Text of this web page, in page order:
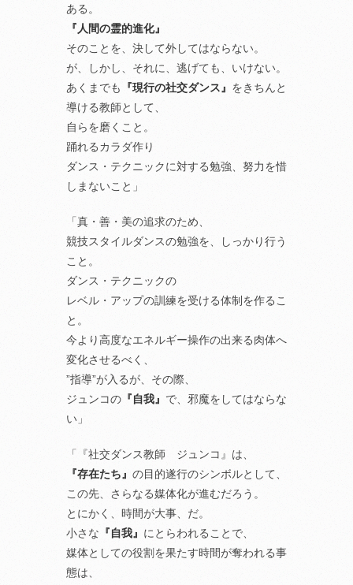
ある。
『人間の霊的進化』
そのことを、決して外してはならない。
が、しかし、それに、逃げても、いけない。
あくまでも
『現行の社交ダンス』 をきちんと
導ける教師として、
自らを磨くこと。
踊れるカラダ作り
ダンス・テクニックに対する勉強、努力を惜
しまないこと」
「真・善・美の追求のため、
競技スタイルダンスの勉強を、しっかり行う
こと。
ダンス・テクニックの
レベル・アップの訓練を受ける体制を作るこ
と。
今より高度なエネルギー操作の出来る肉体へ
変化させるべく、
”指導”が入るが、その際、
ジュンコの 『自我』 で、邪魔をしてはならな
い」
「『社交ダンス教師 ジュンコ』は、
『存在たち』 の目的遂行のシンボルとして、
この先、さらなる媒体化が進むだろう。
とにかく、時間が大事、だ。
小さな 『自我』 にとらわれることで、
媒体としての役割を果たす時間が奪われる事
態は、